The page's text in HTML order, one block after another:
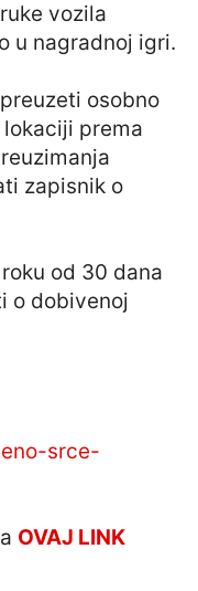
vozila
u nagradnoj igri.
osobno
prema
zapisnik o
od 30 dana
o dobivenoj
srce-
OVAJ LINK